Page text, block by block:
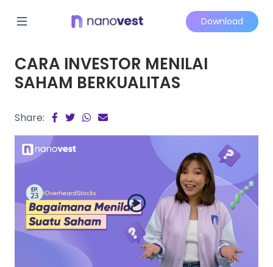
Download
CARA INVESTOR MENILAI
SAHAM BERKUALITAS
Share: